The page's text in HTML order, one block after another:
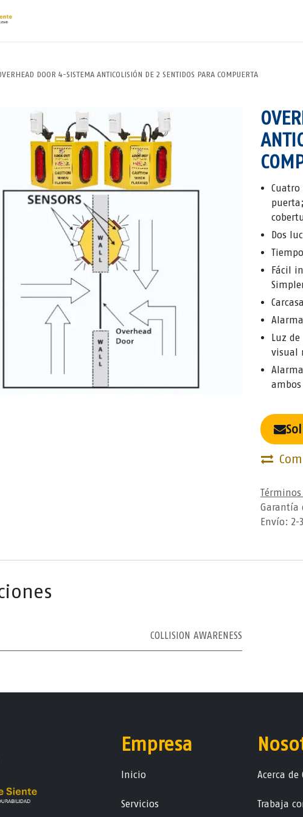
DOOR 4-SISTEMA ANTICOLISIÓN DE 2 SENTIDOS PARA COMPUERTA
Dos
Fácil
Luz
visual
Garantía
Envío: 2-
COLLISION AWARENESS
Empresa
Ini​ci​o
Servicios
Acerca de
Trabaja